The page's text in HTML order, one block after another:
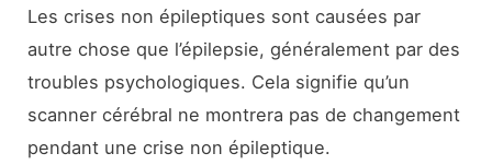
Les crises non épileptiques sont causées par
autre chose que l’épilepsie, généralement par des
troubles psychologiques. Cela signifie qu’un
scanner cérébral ne montrera pas de changement
pendant une crise non épileptique.